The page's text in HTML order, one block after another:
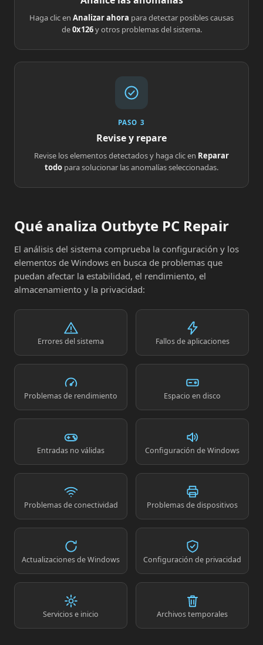
Haga clic en Analizar ahora para detectar posibles causas
de0x126y otros problemas del sistema.
PASO 3
Revise y repare
Revise los elementos detectados y haga clic en Reparar
todo para solucionar las anomalías seleccionadas.
Qué analiza Outbyte PC Repair
El análisis del sistema comprueba la configuración y los
elementos de Windows en busca de problemas que
puedan afectar la estabilidad, el rendimiento, el
almacenamiento y la privacidad:
Errores del sistema Fallos de aplicaciones
Problemas de rendimiento Espacio en disco
Entradas no válidas Configuración de Windows
Problemas de conectividad Problemas de dispositivos
Actualizaciones de Windows Configuración de privacidad
Servicios e inicio Archivos temporales